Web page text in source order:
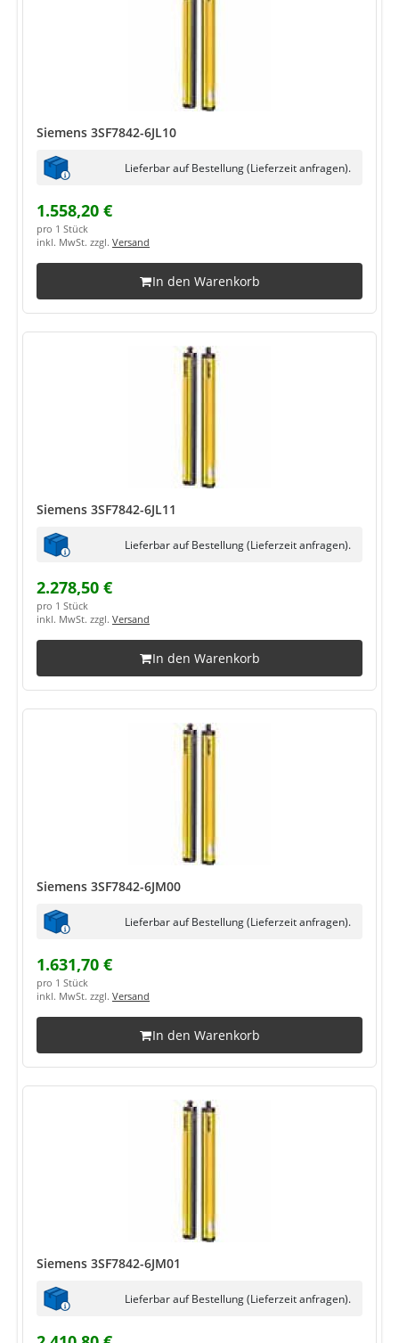
Siemens 3SF7842-6JL10
Lieferbar auf Bestellung (Lieferzeit anfragen).
1.558,20 €
pro 1 Stück
inkl. MwSt. zzgl. Versand
In den Warenkorb
Siemens 3SF7842-6JL11
Lieferbar auf Bestellung (Lieferzeit anfragen).
2.278,50 €
pro 1 Stück
inkl. MwSt. zzgl. Versand
In den Warenkorb
Siemens 3SF7842-6JM00
Lieferbar auf Bestellung (Lieferzeit anfragen).
1.631,70 €
pro 1 Stück
inkl. MwSt. zzgl. Versand
In den Warenkorb
Siemens 3SF7842-6JM01
Lieferbar auf Bestellung (Lieferzeit anfragen).